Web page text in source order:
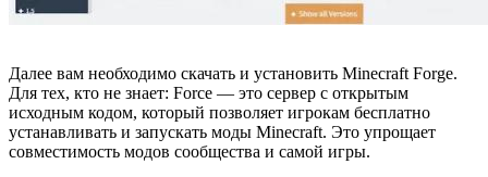
Далее вам необходимо скачать и установить Minecraft Forge.
Для тех, кто не знает: Force — это сервер с открытым
исходным кодом, который позволяет игрокам бесплатно
устанавливать и запускать моды Minecraft. Это упрощает
совместимость модов сообщества и самой игры.